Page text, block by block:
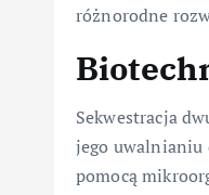
różnorodne
Sekwestracja
jego uwalnianiu
pomocą